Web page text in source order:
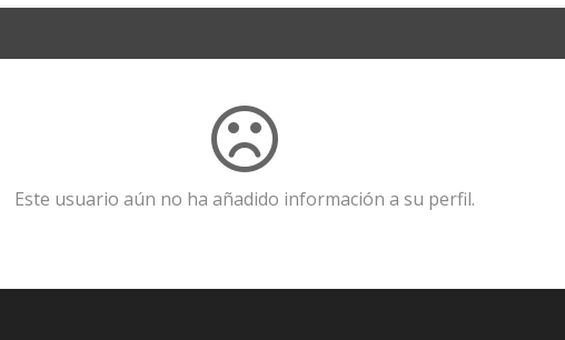
Este usuario aún no ha añadido información a su perfil.